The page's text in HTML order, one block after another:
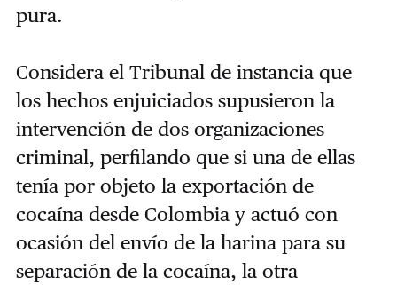
pura.
Considera el Tribunal de instancia que
los hechos enjuiciados supusieron la
intervención de dos organizaciones
criminal, perfilando que si una de ellas
tenía por objeto la exportación de
cocaína desde Colombia y actuó con
ocasión del envío de la harina para su
separación de la cocaína, la otra